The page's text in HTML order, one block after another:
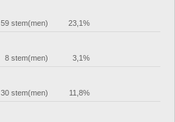
59 stem(men) 23,1%
8 stem(men) 3,1%
30 stem(men) 11,8%